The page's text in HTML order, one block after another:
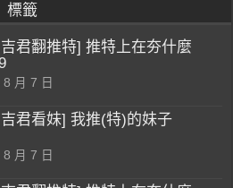
標籤
君翻推特] 推特上在夯什麼
月 7 日
君看妹] 我推(特)的妹子
月 7 日